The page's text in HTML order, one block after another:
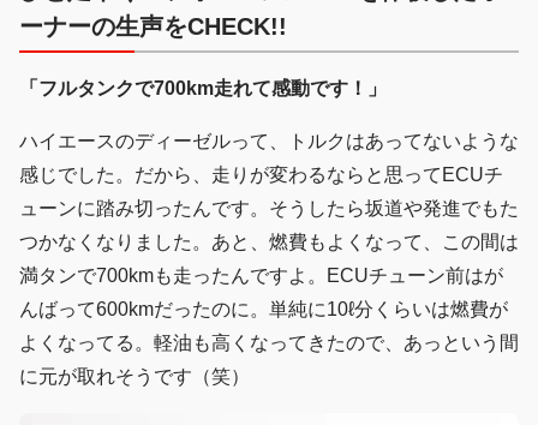
ーナーの生声をCHECK!!
「フルタンクで700km走れて感動です！」
ハイエースのディーゼルって、トルクはあってないような
感じでした。だから、走りが変わるならと思ってECUチ
ューンに踏み切ったんです。そうしたら坂道や発進でもた
つかなくなりました。あと、燃費もよくなって、この間は
満タンで700kmも走ったんですよ。ECUチューン前はが
んばって600kmだったのに。単純に10ℓ分くらいは燃費が
よくなってる。軽油も高くなってきたので、あっという間
に元が取れそうです（笑）